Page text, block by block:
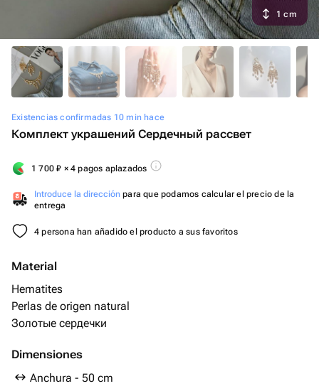
Existencias confirmadas 10 min hace
Комплект украшений Сердечный рассвет
1 700₽ × 4 pagos aplazados
Introduce la dirección para que podamos calcular el precio de la
entrega
4 persona han añadido el producto a sus favoritos
Material
Hematites
Perlas de origen natural
Золотые сердечки
Dimensiones
Anchura - 50 cm
1 cm